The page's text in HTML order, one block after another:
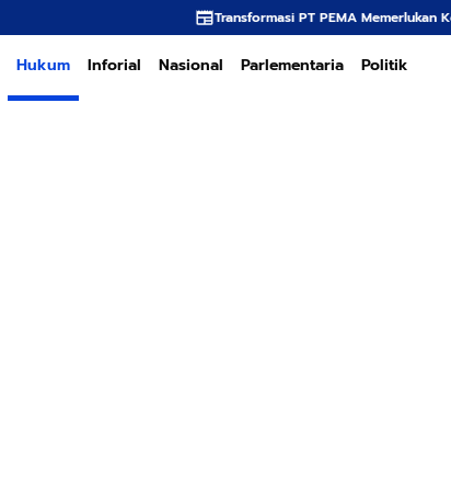
Transformasi PT PEMA Memerlukan Kepemimpinan
Hukum Inforial Nasional Parlementaria Politik